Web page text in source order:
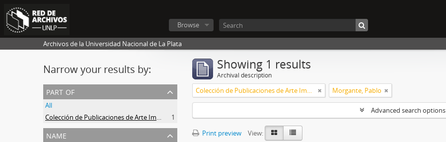
Browse
Archivos de la Universidad Nacional de La Plata
Narrow your results by:
part of
All
Colección de Publicaciones de Arte Impreso
1
name
Showing 1 results
Archival description
Colección de Publicaciones de Arte Impreso Morgante, Pablo
Advanced search options
Print preview View: